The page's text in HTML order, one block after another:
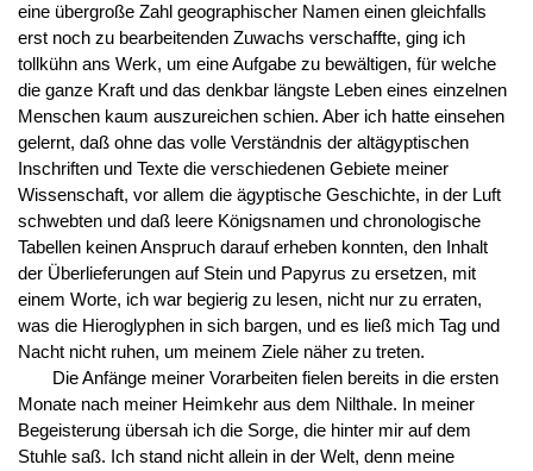
eine übergroße Zahl geographischer Namen einen gleichfalls
erst noch zu bearbeitenden Zuwachs verschaffte, ging ich
tollkühn ans Werk, um eine Aufgabe zu bewältigen, für welche
die ganze Kraft und das denkbar längste Leben eines einzelnen
Menschen kaum auszureichen schien. Aber ich hatte einsehen
gelernt, daß ohne das volle Verständnis der altägyptischen
Inschriften und Texte die verschiedenen Gebiete meiner
Wissenschaft, vor allem die ägyptische Geschichte, in der Luft
schwebten und daß leere Königsnamen und chronologische
Tabellen keinen Anspruch darauf erheben konnten, den Inhalt
der Überlieferungen auf Stein und Papyrus zu ersetzen, mit
einem Worte, ich war begierig zu lesen, nicht nur zu erraten,
was die Hieroglyphen in sich bargen, und es ließ mich Tag und
Nacht nicht ruhen, um meinem Ziele näher zu treten.
Die Anfänge meiner Vorarbeiten fielen bereits in die ersten
Monate nach meiner Heimkehr aus dem Nilthale. In meiner
Begeisterung übersah ich die Sorge, die hinter mir auf dem
Stuhle saß. Ich stand nicht allein in der Welt, denn meine